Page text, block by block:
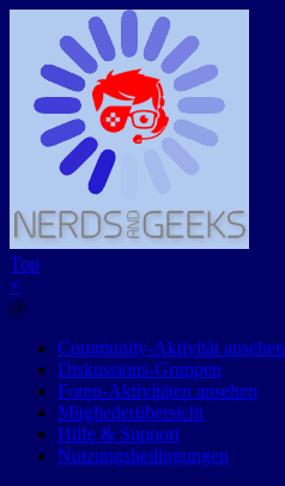
Top
×
@
Community-Aktivität ansehen
Diskussions-Gruppen
Foren-Aktivitäten ansehen
Mitgliederübersicht
Hilfe & Support
Nutzungsbedingungen